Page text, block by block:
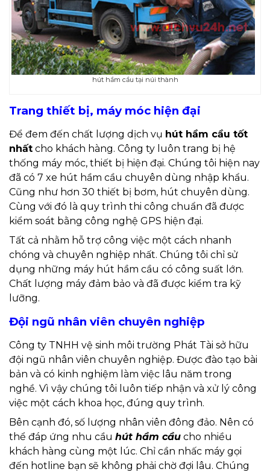
hút hầm cầu tại núi thành
Trang thiết bị, máy móc hiện đại
Để đem đến chất lượng dịch vụ hút hầm cầu tốt
nhất cho khách hàng. Công ty luôn trang bị hệ
thống máy móc, thiết bị hiện đại. Chúng tôi hiện nay
đã có 7 xe hút hầm cầu chuyên dùng nhập khẩu.
Cũng như hơn 30 thiết bị bơm, hút chuyên dùng.
Cùng với đó là quy trình thi công chuẩn đã được
kiểm soát bằng công nghệ GPS hiện đại.
Tất cả nhằm hỗ trợ công việc một cách nhanh
chóng và chuyên nghiệp nhất. Chúng tôi chỉ sử
dụng những máy hút hầm cầu có công suất lớn.
Chất lượng máy đảm bảo và đã được kiểm tra kỹ
lưỡng.
Đội ngũ nhân viên chuyên nghiệp
Công ty TNHH vệ sinh môi trường Phát Tài sở hữu
đội ngũ nhân viên chuyên nghiệp. Được đào tạo bài
bản và có kinh nghiệm làm việc lâu năm trong
nghề. Vì vậy chúng tôi luôn tiếp nhận và xử lý công
việc một cách khoa học, đúng quy trình.
Bên cạnh đó, số lượng nhân viên đông đảo. Nên có
thể đáp ứng nhu cầu hút hầm cầu cho nhiều
khách hàng cùng một lúc. Chỉ cần nhấc máy gọi
đến hotline bạn sẽ không phải chờ đợi lâu. Chúng